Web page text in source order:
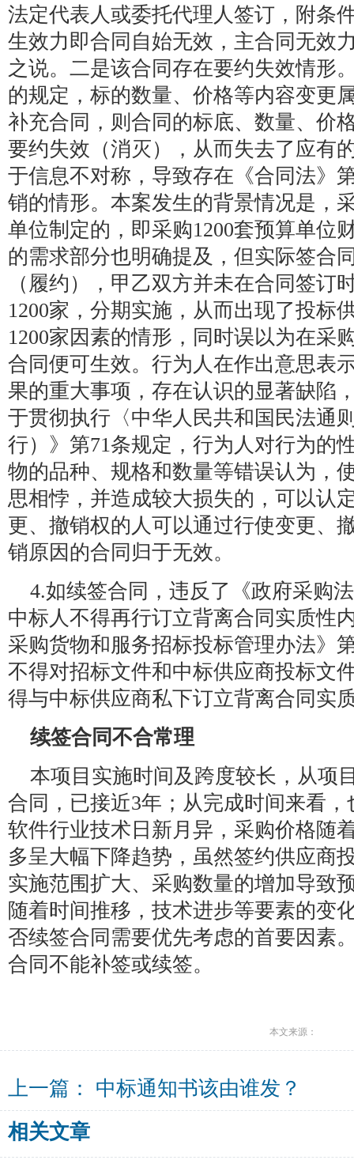
法定代表人或委托代理人签订，附条
生效力即合同自始无效，主合同无效
之说。二是该合同存在要约失效情形
的规定，标的数量、价格等内容变更
补充合同，则合同的标底、数量、价
要约失效（消灭），从而失去了应有
于信息不对称，导致存在《合同法》
销的情形。本案发生的背景情况是，
单位制定的，即采购1200套预算单位
的需求部分也明确提及，但实际签合
（履约），甲乙双方并未在合同签订
1200家，分期实施，从而出现了投标
1200家因素的情形，同时误以为在采
合同便可生效。行为人在作出意思表
果的重大事项，存在认识的显著缺陷
于贯彻执行〈中华人民共和国民法通
行）》第71条规定，行为人对行为的
物的品种、规格和数量等错误认为，
思相悖，并造成较大损失的，可以认
更、撤销权的人可以通过行使变更、
销原因的合同归于无效。
4.如续签合同，违反了《政府采购
中标人不得再行订立背离合同实质性
采购货物和服务招标投标管理办法》
不得对招标文件和中标供应商投标
得与中标供应商私下订立背离合同实
续签合同不合常理
本项目实施时间及跨度较长，从项
合同，已接近3年；从完成时间来看
软件行业技术日新月异，采购价格随
多呈大幅下降趋势，虽然签约供应商
实施范围扩大、采购数量的增加导致
随着时间推移，技术进步等要素的变
否续签合同需要优先考虑的首要因素
合同不能补签或续签。
本文来源：
上一篇： 中标通知书该由谁发？
相关文章